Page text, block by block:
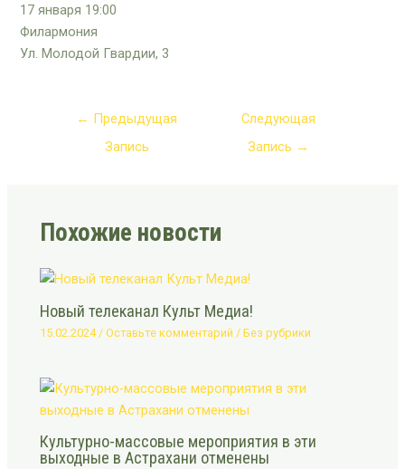
17 января 19:00
Филармония
Ул. Молодой Гвардии, 3
← Предыдущая
Запись
Следующая
Запись →
Похожие новости
Новый телеканал Культ Медиа!
15.02.2024/Оставьте комментарий /Без рубрики
Культурно-массовые мероприятия в эти
выходные в Астрахани отменены